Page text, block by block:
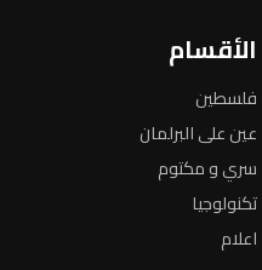
الأقسام
فلسطين
عين على البرلمان
سري و مكتوم
تكنولوجيا
اعلام